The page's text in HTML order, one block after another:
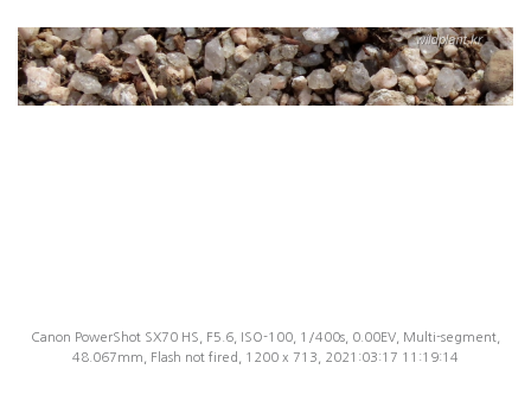
Canon PowerShot SX70 HS, F5.6, ISO-100, 1/400s, 0.00EV, Multi-segment,
48.067mm, Flash not fired, 1200 x 713, 2021:03:17 11:19:14